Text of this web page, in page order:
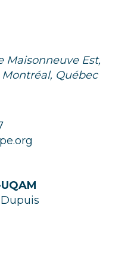
Maisonneuve Est,
Québec